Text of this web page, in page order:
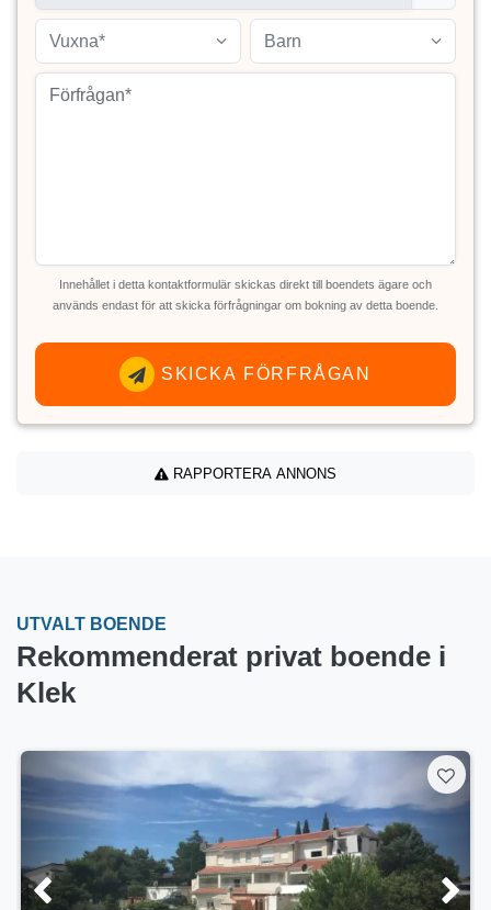
Vuxna* Barn
Innehållet i detta kontaktformulär skickas direkt till boendets ägare och
används endast för att skicka förfrågningar om bokning av detta boende.
SKICKA FÖRFRÅGAN
RAPPORTERA ANNONS
UTVALT BOENDE
Rekommenderat privat boende i
Klek